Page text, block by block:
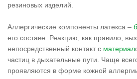
резиновых изделий.
Аллергические компоненты латекса –
его составе. Реакцию, как правило,
непосредственный контакт с материал
частиц в дыхательные пути. Чаще
проявляются в форме кожной